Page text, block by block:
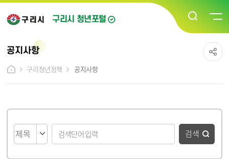
구리시 청년포털
공지사항
구리청년정책
공지사항
검색